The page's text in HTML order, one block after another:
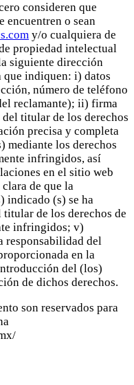
consideren que
encuentren o sean
y/o cualquiera de
propiedad intelectual
siguiente dirección
que indiquen: i) datos
número de teléfono
reclamante); ii) firma
titular de los derechos
precisa y completa
mediante los derechos
infringidos, así
en el sitio web
de que la
indicado (s) se ha
de los derechos de
infringidos; v)
responsabilidad del
en la
del (los)
de dichos derechos.
son reservados para